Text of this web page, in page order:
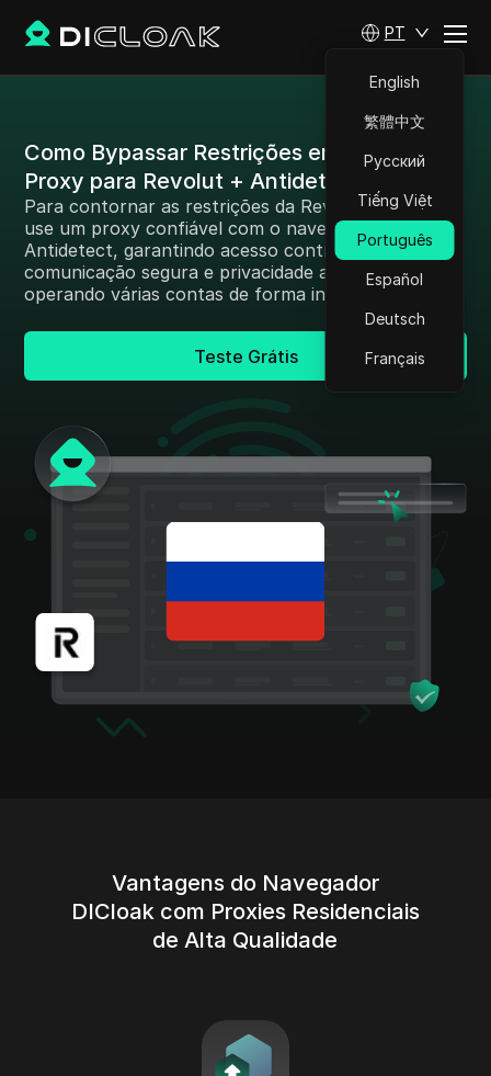
PT
English
繁體中文
Русский
Tiếng Việt
Português
Español
Deutsch
Français
Como Bypassar Restrições em Rússia:
Proxy para Revolut + Antidetect
Para contornar as restrições da Revolut na Rússia,
use um proxy confiável com o navegador DICloak
Antidetect, garantindo acesso contínuo,
comunicação segura e privacidade aprimorada,
operando várias contas de forma indetectável.
Teste Grátis
Vantagens do Navegador
DICloak com Proxies Residenciais
de Alta Qualidade